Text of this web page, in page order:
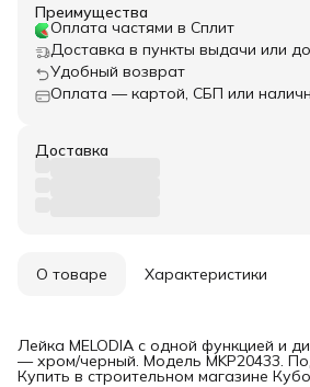
Преимущества
Оплата частями в Сплит
Доставка в пункты выдачи или
Удобный возврат
Оплата — картой, СБП или
Доставка
О товаре Характеристики
Лейка MELODIA с одной функцией и
— хром/черный. Модель MKP20433.
Купить в строительном магазине